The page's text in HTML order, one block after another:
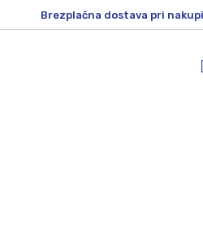
Brezplačna dostava pri